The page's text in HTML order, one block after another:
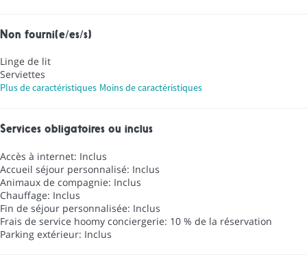
Non fourni(e/es/s)
Linge de lit
Serviettes
Plus de caractéristiques Moins de caractéristiques
Services obligatoires ou inclus
Accès à internet: Inclus
Accueil séjour personnalisé: Inclus
Animaux de compagnie: Inclus
Chauffage: Inclus
Fin de séjour personnalisée: Inclus
Frais de service hoomy conciergerie: 10 % de la réservation
Parking extérieur: Inclus